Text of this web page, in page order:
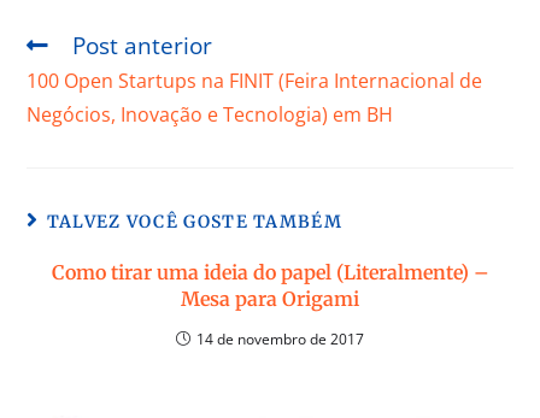
Post anterior
100 Open Startups na FINIT (Feira Internacional de
Negócios, Inovação e Tecnologia) em BH
TALVEZ VOCÊ GOSTE TAMBÉM
Como tirar uma ideia do papel (Literalmente) –
Mesa para Origami
14 de novembro de 2017